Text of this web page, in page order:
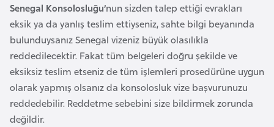
Senegal Konsolosluğu’nun sizden talep ettiği evrakları
eksik ya da yanlış teslim ettiyseniz, sahte bilgi beyanında
bulunduysanız Senegal vizeniz büyük olasılıkla
reddedilecektir. Fakat tüm belgeleri doğru şekilde ve
eksiksiz teslim etseniz de tüm işlemleri prosedürüne uygun
olarak yapmış olsanız da konsolosluk vize başvurunuzu
reddedebilir. Reddetme sebebini size bildirmek zorunda
değildir.
n
g
o
B
u
l